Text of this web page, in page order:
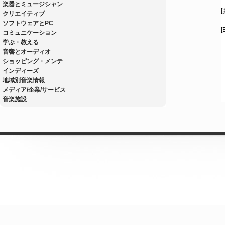
楽器とミュージシャン
クリエイティブ
ソフトウェアとPC
コミュニケーション
学ぶ・教える
音響とオーディオ
ショッピング・メンテ
インディーズ
地域別音楽情報
メディア/企業/サービス
音楽施設
[